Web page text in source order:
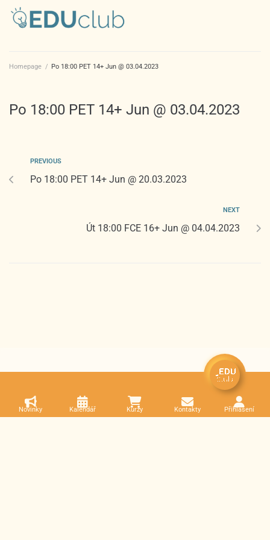
Homepage / Po 18:00 PET 14+ Jun @ 03.04.2023
Po 18:00 PET 14+ Jun @ 03.04.2023
PREVIOUS
Po 18:00 PET 14+ Jun @ 20.03.2023
NEXT
Út 18:00 FCE 16+ Jun @ 04.04.2023
Novinky Kalendář Kurzy Kontakty Přihlášení